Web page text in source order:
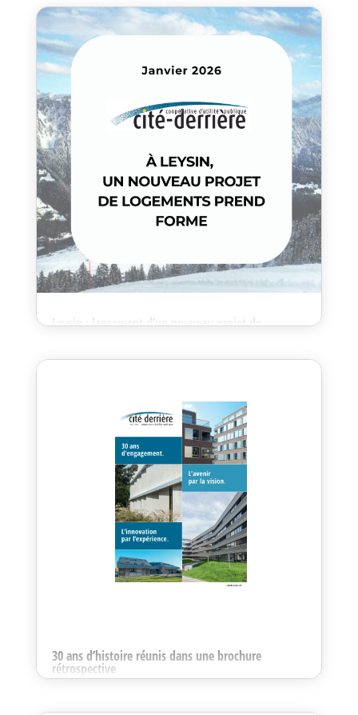
La Coopérative Cité Derrière franchit une nouvelle étape
dans son développement avec l’attribution d’un projet de
logements d’utilité publique à Morges.
Leysin : lancement d’un nouveau projet de
l’acquisition, le 6 janvier, de la parcelle n°4215.
30 ans d’histoire réunis dans une brochure
rétrospective
Jan 12, 2026